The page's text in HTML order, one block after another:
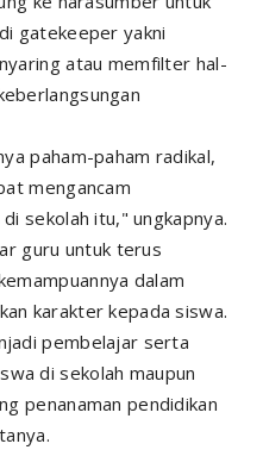
gatekeeper yakni
atau memfilter hal-
paham-paham radikal,
mengancam
sekolah itu," ungkapnya.
guru untuk terus
dalam
karakter kepada siswa.
pembelajar serta
di sekolah maupun
penanaman pendidikan